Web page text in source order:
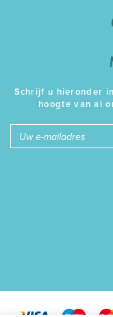
Schrijf u hieronder
hoogte van al